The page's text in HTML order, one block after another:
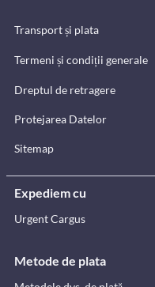
Transport și plata
Termeni și condiții generale
Dreptul de retragere
Protejarea Datelor
Sitemap
Expediem cu
Urgent Cargus
Metode de plata